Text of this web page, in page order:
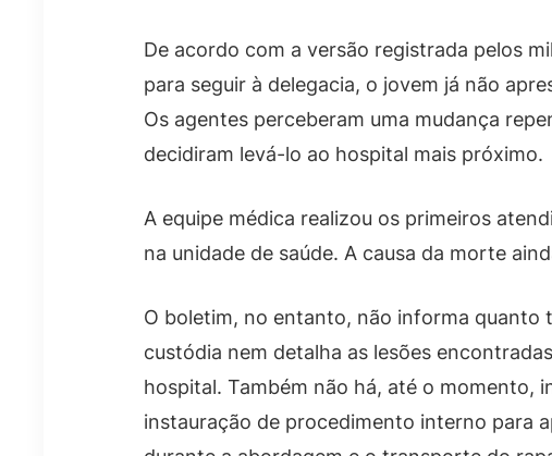
De acordo com a versão registrada pelos
para seguir à delegacia, o jovem já não
Os agentes perceberam uma mudança
decidiram levá-lo ao hospital mais próximo.
A equipe médica realizou os primeiros
na unidade de saúde. A causa da morte
O boletim, no entanto, não informa quanto
custódia nem detalha as lesões
hospital. Também não há, até o momento,
instauração de procedimento interno para